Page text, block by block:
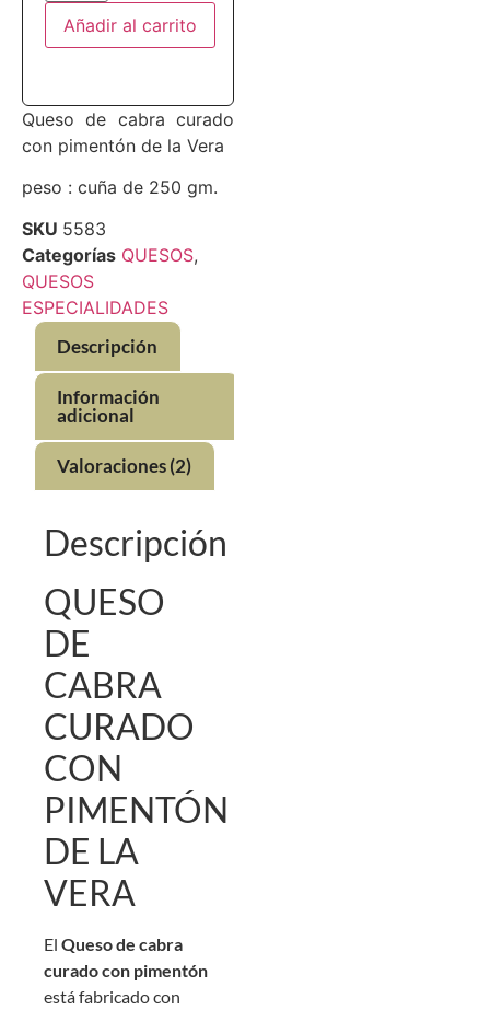
Añadir al carrito
Queso de cabra curado
con pimentón de la Vera
peso : cuña de 250 gm.
SKU 5583
Categorías QUESOS,
QUESOS
ESPECIALIDADES
Descripción
Información
adicional
Valoraciones (2)
Descripción
QUESO
DE
CABRA
CURADO
CON
PIMENTÓN
DE LA
VERA
El Queso de cabra
curado con pimentón
está fabricado con